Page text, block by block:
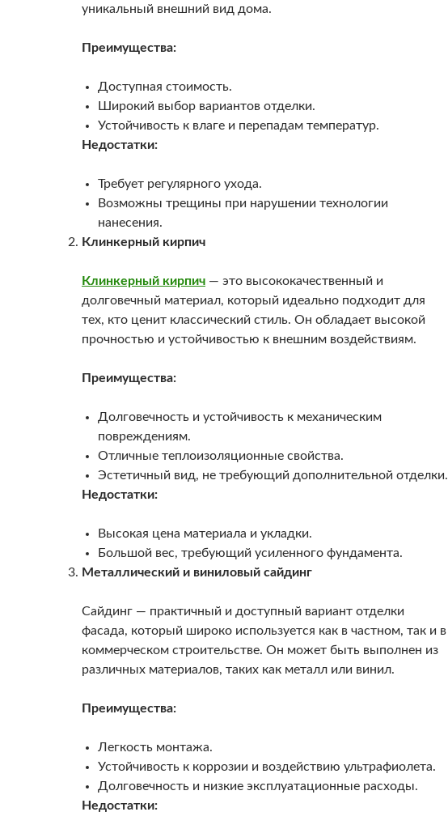
уникальный внешний вид дома.
Преимущества:
Доступная стоимость.
Широкий выбор вариантов отделки.
Устойчивость к влаге и перепадам температур.
Недостатки:
Требует регулярного ухода.
Возможны трещины при нарушении технологии
нанесения.
Клинкерный кирпич
Клинкерный кирпич — это высококачественный и
долговечный материал, который идеально подходит для
тех, кто ценит классический стиль. Он обладает высокой
прочностью и устойчивостью к внешним воздействиям.
Преимущества:
Долговечность и устойчивость к механическим
повреждениям.
Отличные теплоизоляционные свойства.
Эстетичный вид, не требующий дополнительной отделки.
Недостатки:
Высокая цена материала и укладки.
Большой вес, требующий усиленного фундамента.
Металлический и виниловый сайдинг
Сайдинг — практичный и доступный вариант отделки
фасада, который широко используется как в частном, так и в
коммерческом строительстве. Он может быть выполнен из
различных материалов, таких как металл или винил.
Преимущества:
Легкость монтажа.
Устойчивость к коррозии и воздействию ультрафиолета.
Долговечность и низкие эксплуатационные расходы.
Недостатки: